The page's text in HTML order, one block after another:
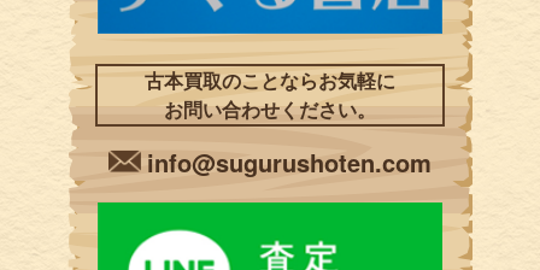
古本買取のことならお気軽に
お問い合わせください。
info@sugurushoten.com